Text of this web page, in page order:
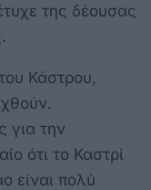
της δέουσας
Κάστρου,
για την
ότι το Καστρί
είναι πολύ